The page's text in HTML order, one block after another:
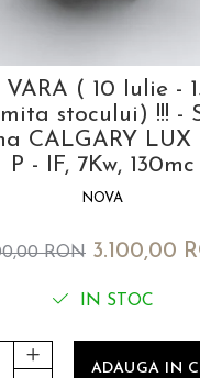
VARA ( 10 Iulie -
stocului) !!! -
CALGARY
P - IF, 7Kw, 130mc
NOVA
RON 3.100,00
IN STOC
ADAUGA IN